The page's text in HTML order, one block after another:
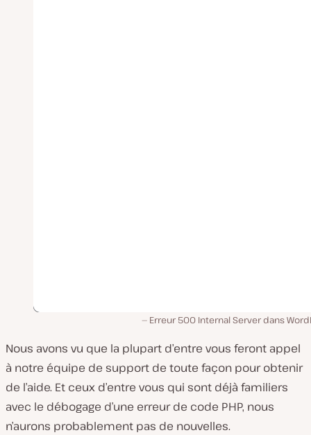
Erreur 500 Internal Server dans
Nous avons vu que la plupart d’entre vous feront appel
à notre équipe de support de toute façon pour obtenir
de l’aide. Et ceux d’entre vous qui sont déjà familiers
avec le débogage d’une erreur de code PHP, nous
n’aurons probablement pas de nouvelles.